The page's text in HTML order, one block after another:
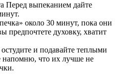
Перед выпеканием дайте
около 30 минут, пока они
предпочтете духовку, хватит
и подавайте теплыми
что их лучше не